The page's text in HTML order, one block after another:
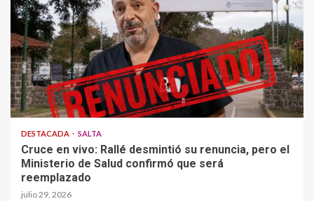
DESTACADA SALTA
Cruce en vivo: Rallé desmintió su renuncia, pero el
Ministerio de Salud confirmó que será
reemplazado
julio 29, 2026